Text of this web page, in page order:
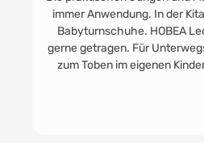
Unsere handgefertigten
weichem und
maximale Bewegungsfreiheit
Mit ihrer flexiblen Sohle
Gummibund sind sie perfekt